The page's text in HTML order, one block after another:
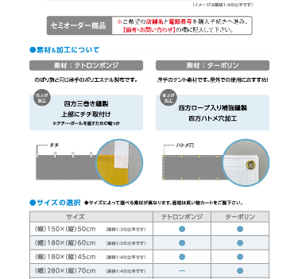
注目キーワード
チュクミ 韓国グルメ 駐車場 鍋 夏
CATEGORY
飲食 住まい・暮らし
イベント・季節 不動産・建築
カルチャー・教養
ご利用ガイド トップ
取り扱い商品一覧
既製デザイン商品注文方法
オリジナルオーダー注文方法
料金一覧
お届け納期と配送方法
初めての方へ
BEGINNER'S GUIDE
初めての方へ トップ
商品について
お客様の声
よくある質問